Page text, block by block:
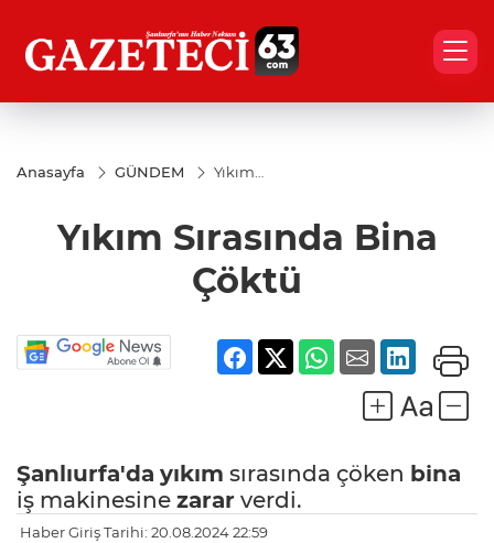
Anasayfa GÜNDEM
Yıkım
Yıkım Sırasında Bina
Çöktü
Şanlıurfa'da yıkım sırasında çöken bina
iş makinesine zarar verdi.
Haber Giriş Tarihi: 20.08.2024 22:59